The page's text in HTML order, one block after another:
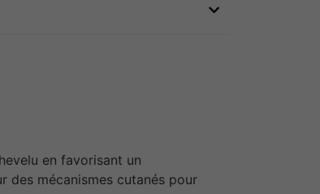
en favorisant un
des mécanismes cutanés pour